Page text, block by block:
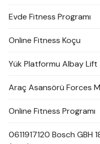
Evde Fitness Programı
Online Fitness Koçu
Yük Platformu Albay Lift
Araç Asansörü Forces
Online Fitness Programı
0611917120 Bosch GBH